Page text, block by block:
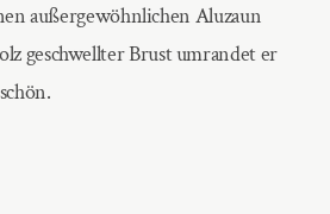
außergewöhnlichen Aluzaun
geschwellter Brust umrandet er